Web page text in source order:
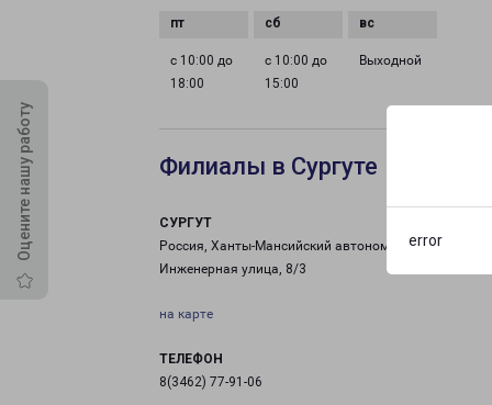
error
Оцените нашу работу
с 10:00 до
18:00
с 10:00 до
15:00
Выходной
Филиалы в Сургуте
СУРГУТ
Россия, Ханты-Мансийский автономный округ,
Инженерная улица, 8/3
на карте
ТЕЛЕФОН
8(3462) 77-91-06